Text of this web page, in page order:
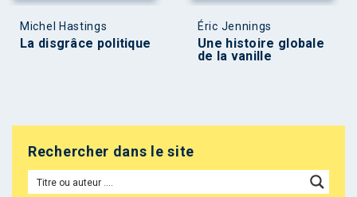
Michel Hastings
La disgrâce politique
Éric Jennings
Une histoire globale
de la vanille
Rechercher dans le site